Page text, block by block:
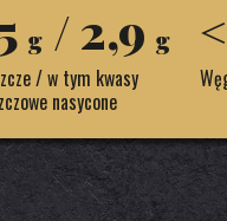
g/ 2,9 g
/ w tym kwasy
nasycone